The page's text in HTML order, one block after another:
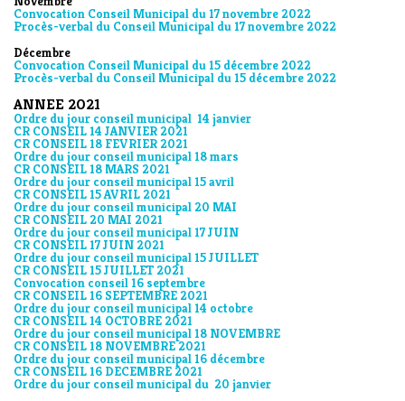
Convocation Conseil Municipal du 17 novembre 2022
Procès-verbal du Conseil Municipal du 17 novembre 2022
Décembre
Convocation Conseil Municipal du 15 décembre 2022
Procès-verbal du Conseil Municipal du 15 décembre 2022
ANNEE 2021
Ordre du jour conseil municipal 14 janvier
CR CONSEIL 14 JANVIER 2021
CR CONSEIL 18 FEVRIER 2021
Ordre du jour conseil municipal 18 mars
CR CONSEIL 18 MARS 2021
Ordre du jour conseil municipal 15 avril
CR CONSEIL 15 AVRIL 2021
Ordre du jour conseil municipal 20 MAI
CR CONSEIL 20 MAI 2021
Ordre du jour conseil municipal 17 JUIN
CR CONSEIL 17 JUIN 2021
Ordre du jour conseil municipal 15 JUILLET
CR CONSEIL 15 JUILLET 2021
Convocation conseil 16 septembre
CR CONSEIL 16 SEPTEMBRE 2021
Ordre du jour conseil municipal 14 octobre
CR CONSEIL 14 OCTOBRE 2021
Ordre du jour conseil municipal 18 NOVEMBRE
CR CONSEIL 18 NOVEMBRE 2021
Ordre du jour conseil municipal 16 décembre
CR CONSEIL 16 DECEMBRE 2021
Ordre du jour conseil municipal du 20 janvier